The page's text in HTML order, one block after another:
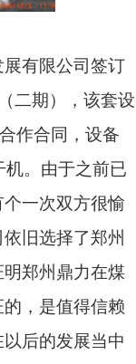
有限公司签订
二期），该套设
作合同，设备
机。由于之前已
一次双方很愉
旧选择了郑州
郑州鼎力在煤
，是值得信赖
后的发展当中